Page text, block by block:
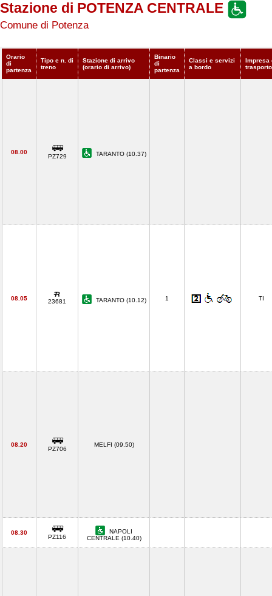
Stazione di POTENZA CENTRALE
Comune di Potenza
Orario
di
partenza
Tipo e n. di
treno
Stazione di arrivo
(orario di arrivo)
Binario
di
partenza
Classi e servizi
a bordo
Impresa
trasporto
08.00
PZ729 TARANTO (10.37)
08.05 23681 TARANTO (10.12) 1 TI
08.20
PZ706
MELFI (09.50)
08.30
PZ116
NAPOLI
CENTRALE (10.40)